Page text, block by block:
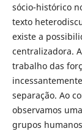
sócio-histórico
texto
existe a
centralizadora.
trabalho das
separação. Ao
observamos
grupos